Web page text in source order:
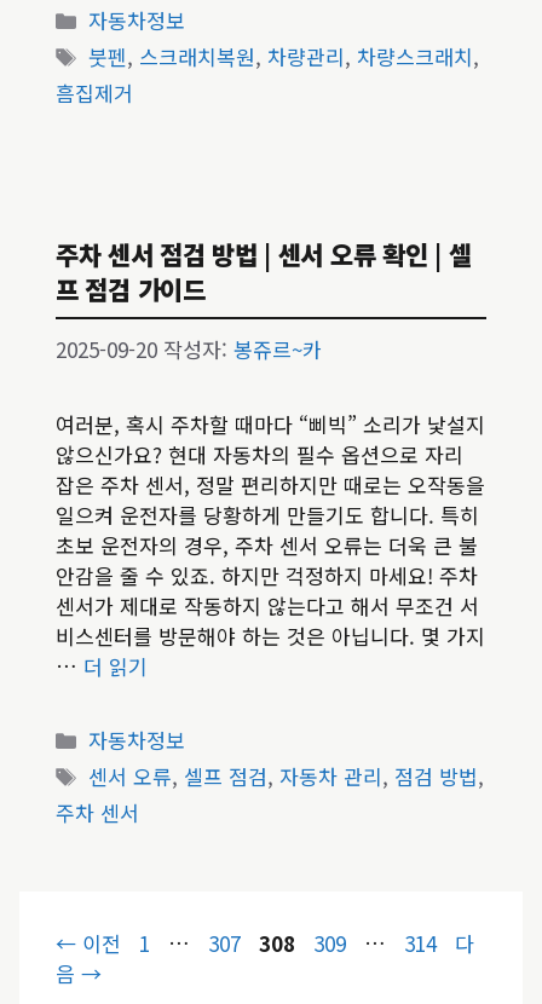
카
테
고
리
자동차정보
태
그
붓펜, 스크래치복원, 차량관리, 차량스크래치,
흠집제거
주차 센서 점검 방법 | 센서 오류 확인 | 셀
프 점검 가이드
2025-09-20 작성자: 봉쥬르~카
여러분, 혹시 주차할 때마다 “삐빅” 소리가 낯설지
않으신가요? 현대 자동차의 필수 옵션으로 자리
잡은 주차 센서, 정말 편리하지만 때로는 오작동을
일으켜 운전자를 당황하게 만들기도 합니다. 특히
초보 운전자의 경우, 주차 센서 오류는 더욱 큰 불
안감을 줄 수 있죠. 하지만 걱정하지 마세요! 주차
센서가 제대로 작동하지 않는다고 해서 무조건 서
비스센터를 방문해야 하는 것은 아닙니다. 몇 가지
… 더 읽기
카
테
고
리
자동차정보
태
그
센서 오류, 셀프 점검, 자동차 관리, 점검 방법,
주차 센서
← 이전
페
1 …
페
307 페
308
페
309 …
페
314
다
음 →